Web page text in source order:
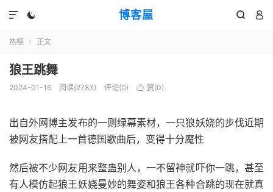
博客屋
  

热梗  正文
狼王跳舞
2024-01-16 阅读(2783) 评论(0)  赞(0)
出自外网博主发布的一则绿幕素材，一只狼妖娆的步伐近期
被网友搭配上一首德国歌曲后，变得十分魔性
然后被不少网友用来整蛊别人，一不留神就吓你一跳，甚至
有人模仿起狼王妖娆曼妙的舞姿和狼王各种合跳的现在就真